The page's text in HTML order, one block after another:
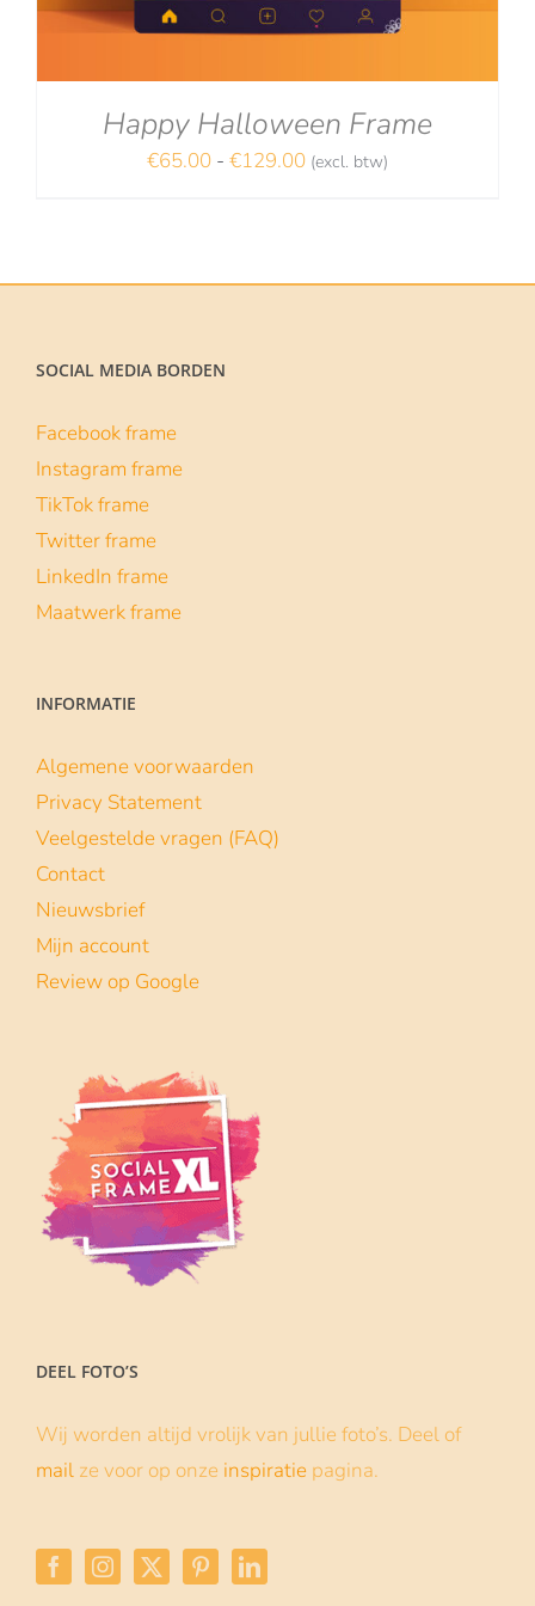
Happy Halloween Frame
€65.00 - €129.00Prijsklasse:
(excl. btw)
SOCIAL MEDIA BORDEN
Facebook frame
Instagram frame
TikTok frame
Twitter frame
LinkedIn frame
Maatwerk frame
INFORMATIE
Algemene voorwaarden
Privacy Statement
Veelgestelde vragen (FAQ)
Contact
Nieuwsbrief
Mijn account
Review op Google
DEEL FOTO’S
Wij worden altijd vrolijk van jullie foto’s. Deel of
mail ze voor op onze inspiratie pagina.